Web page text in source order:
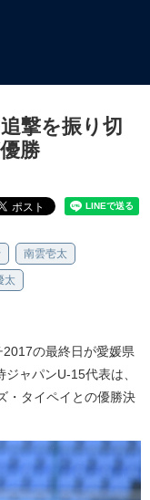
撃を振り切
勝
南雲壱太
太
の最終日が愛媛県
ャパンU-15代表は、
・タイペイとの優勝決